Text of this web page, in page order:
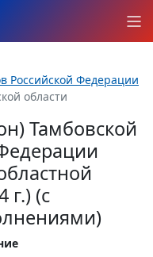
Российской Федерации
области
Тамбовской
г.) (с